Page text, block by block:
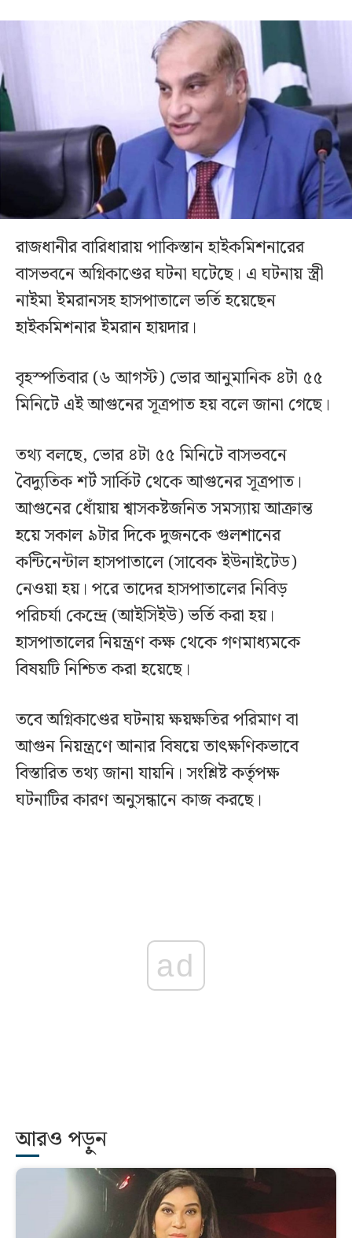
রাজধানীর বারিধারায় পাকিস্তান হাইকমিশনারের
বাসভবনে অগ্নিকাণ্ডের ঘটনা ঘটেছে। এ ঘটনায় স্ত্রী
নাইমা ইমরানসহ হাসপাতালে ভর্তি হয়েছেন
হাইকমিশনার ইমরান হায়দার।
বৃহস্পতিবার (৬ আগস্ট) ভোর আনুমানিক ৪টা ৫৫
মিনিটে এই আগুনের সূত্রপাত হয় বলে জানা গেছে।
তথ্য বলছে, ভোর ৪টা ৫৫ মিনিটে বাসভবনে
বৈদ্যুতিক শর্ট সার্কিট থেকে আগুনের সূত্রপাত।
আগুনের ধোঁয়ায় শ্বাসকষ্টজনিত সমস্যায় আক্রান্ত
হয়ে সকাল ৯টার দিকে দুজনকে গুলশানের
কন্টিনেন্টাল হাসপাতালে (সাবেক ইউনাইটেড)
নেওয়া হয়। পরে তাদের হাসপাতালের নিবিড়
পরিচর্যা কেন্দ্রে (আইসিইউ) ভর্তি করা হয়।
হাসপাতালের নিয়ন্ত্রণ কক্ষ থেকে গণমাধ্যমকে
বিষয়টি নিশ্চিত করা হয়েছে।
তবে অগ্নিকাণ্ডের ঘটনায় ক্ষয়ক্ষতির পরিমাণ বা
আগুন নিয়ন্ত্রণে আনার বিষয়ে তাৎক্ষণিকভাবে
বিস্তারিত তথ্য জানা যায়নি। সংশ্লিষ্ট কর্তৃপক্ষ
ঘটনাটির কারণ অনুসন্ধানে কাজ করছে।
ad
আরও পড়ুন